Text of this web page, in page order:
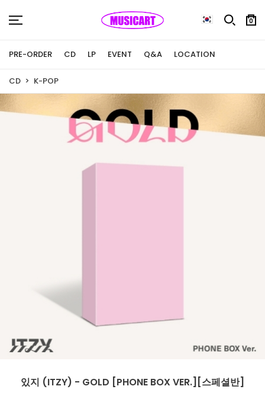
0
PRE-ORDER CD LP EVENT Q&A LOCATION
CD K-POP
있지 (ITZY) - GOLD [PHONE BOX VER.][스페셜반]